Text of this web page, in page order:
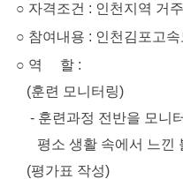
○ 자격조건 : 인천지역 거주
○ 참여내용 : 인천김포고속
○ 역 할 :
(훈련 모니터링)
- 훈련과정 전반을 모니터
평소 생활 속에서 느낀 불
(평가표 작성)